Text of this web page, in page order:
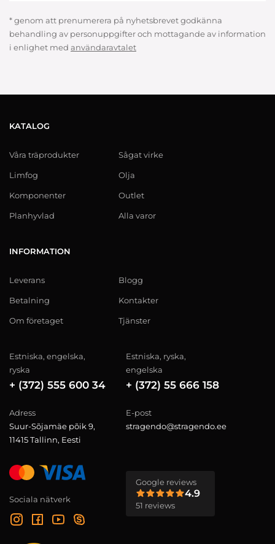
* genom att prenumerera på nyhetsbrevet godkänna
behandling av personuppgifter och mottagande av information
i enlighet med användaravtalet
KATALOG
Våra träprodukter
Limfog
Komponenter
Planhyvlad
Sågat virke
Olja
Outlet
Alla varor
INFORMATION
Leverans
Betalning
Om företaget
Blogg
Kontakter
Tjänster
Estniska, engelska,
ryska
+ (372) 555 600 34
Estniska, ryska,
engelska
+ (372) 55 666 158
Adress
Suur-Sõjamäe põik 9,
11415 Tallinn, Eesti
E-post
stragendo@stragendo.ee
Sociala nätverk
Google reviews
4.9
51 reviews